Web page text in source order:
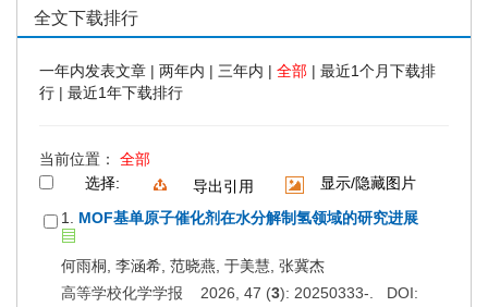
全文下载排行
一年内发表文章 | 两年内 | 三年内 | 全部 | 最近1个月下载排
行 | 最近1年下载排行
当前位置： 全部
选择:
导出引用
显示/隐藏图片
1. MOF基单原子催化剂在水分解制氢领域的研究进展
何雨桐, 李涵希, 范晓燕, 于美慧, 张冀杰
高等学校化学学报 2026, 47 (3): 20250333-. DOI: